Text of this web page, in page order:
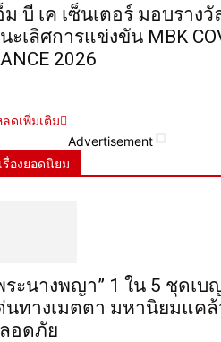
ม บี เค เซ็นเตอร์ มอบราง
ะเลิศการแข่งขัน MBK
2026
ดเพิ่มเติม
Advertisement
เรื่องยอดนิยม
ระ​นาง​พญา” 1 ใน 5​ ชุดเบ
นทางเมตตา​ มหา​นิยม​แค
อดภัย​